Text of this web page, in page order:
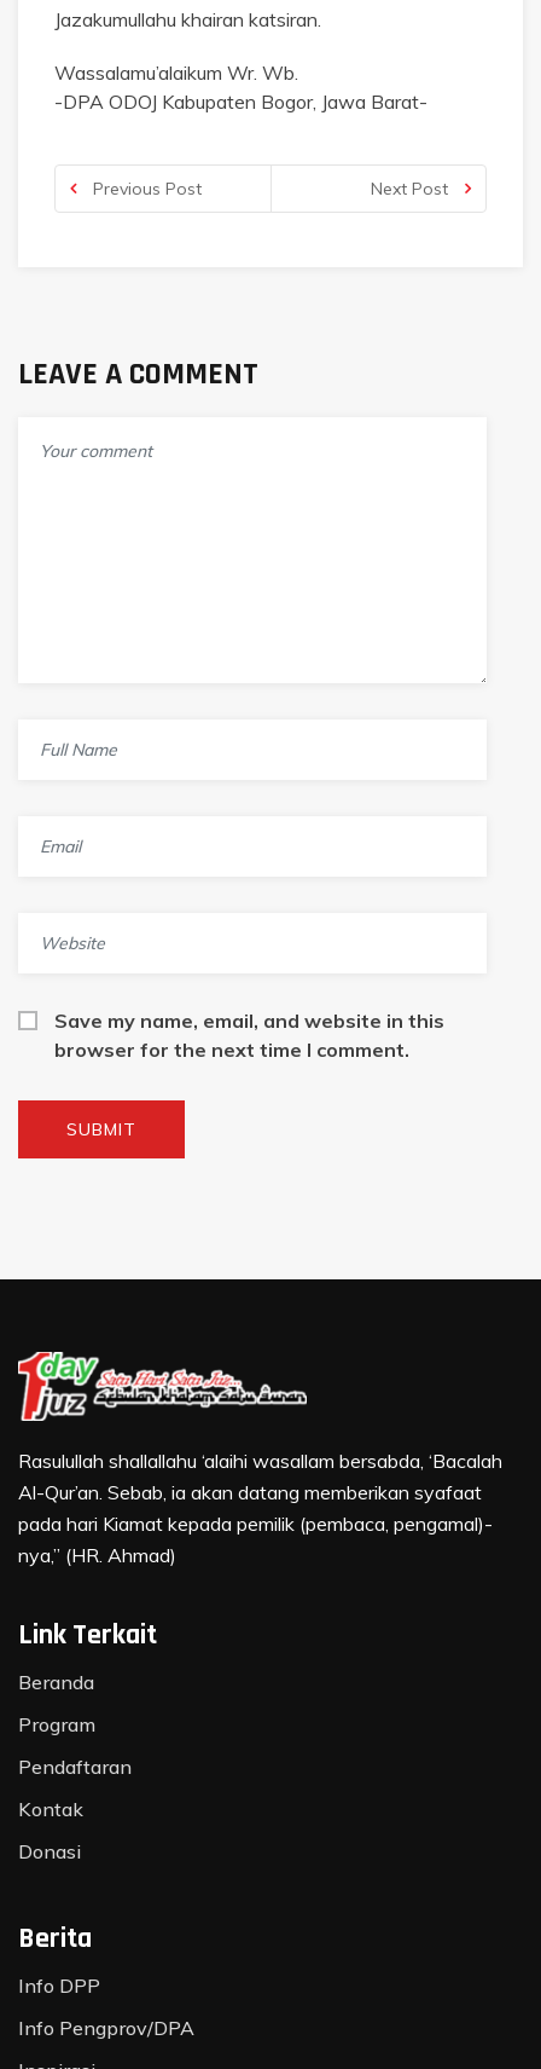
Jazakumullahu khairan katsiran.
Wassalamu’alaikum Wr. Wb.
-DPA ODOJ Kabupaten Bogor, Jawa Barat-
Previous Post Next Post
LEAVE A COMMENT
Save my name, email, and website in this
browser for the next time I comment.
Rasulullah shallallahu ‘alaihi wasallam bersabda, ‘Bacalah
Al-Qur’an. Sebab, ia akan datang memberikan syafaat
pada hari Kiamat kepada pemilik (pembaca, pengamal)-
nya,” (HR. Ahmad)
Link Terkait
Beranda
Program
Pendaftaran
Kontak
Donasi
Berita
Info DPP
Info Pengprov/DPA